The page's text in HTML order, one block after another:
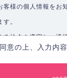
様の個人情報をお
。
法令を遵守し、適
に個人情報を取得い
意の上、入力内